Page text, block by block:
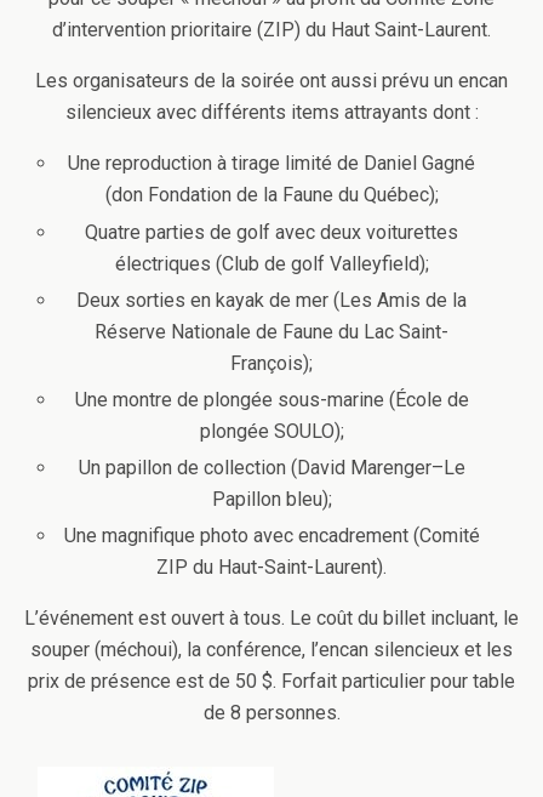
d’intervention prioritaire (ZIP) du Haut Saint-Laurent.
Les organisateurs de la soirée ont aussi prévu un encan
silencieux avec différents items attrayants dont :
Une reproduction à tirage limité de Daniel Gagné
(don Fondation de la Faune du Québec);
Quatre parties de golf avec deux voiturettes
électriques (Club de golf Valleyfield);
Deux sorties en kayak de mer (Les Amis de la
Réserve Nationale de Faune du Lac Saint-
François);
Une montre de plongée sous-marine (École de
plongée SOULO);
Un papillon de collection (David Marenger–Le
Papillon bleu);
Une magnifique photo avec encadrement (Comité
ZIP du Haut-Saint-Laurent).
L’événement est ouvert à tous. Le coût du billet incluant, le
souper (méchoui), la conférence, l’encan silencieux et les
prix de présence est de 50 $. Forfait particulier pour table
de 8 personnes.